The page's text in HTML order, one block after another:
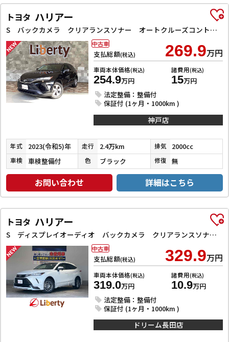
トヨタ ハリアー
S バックカメラ クリアランスソナー オートクルーズコントロール レーンアシスト 衝突被害軽減システム TV オートマチックハイビーム オートライト LEDヘッドランプ アルミホイール スマートキー
支払総額(税込) 269.9万円
車両本体価格(税込)
254.9万円
諸費用(税込)
15万円
法定整備：整備付
保証付 (1ヶ月・1000km )
中古車
神戸店
年式 2023(令和5)年 走行 2.4万km 排気 2000cc
車検 車検整備付 色 ブラック 修復 無
お問い合わせ 詳細はこちら
トヨタ ハリアー
S ディスプレイオーディオ バックカメラ クリアランスソナー オートクルーズコントロール レーンアシスト 衝突被害軽減システム オートマチックハイビーム オートライト LEDヘッドランプ アルミホイール
支払総額(税込) 329.9万円
車両本体価格(税込)
319.0万円
諸費用(税込)
10.9万円
法定整備：整備付
保証付 (1ヶ月・1000km )
中古車
ドリーム長田店